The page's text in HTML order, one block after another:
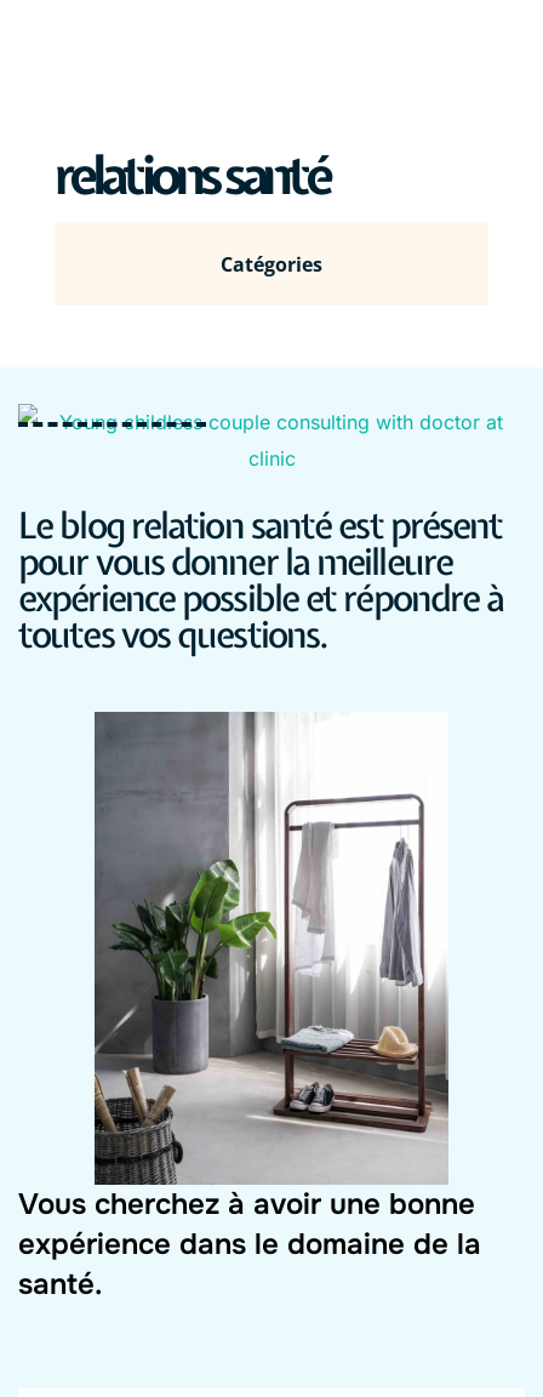
relations santé
Catégories
Le blog relation santé est présent
pour vous donner la meilleure
expérience possible et répondre à
toutes vos questions.
Vous cherchez à avoir une bonne
expérience dans le domaine de la
santé.